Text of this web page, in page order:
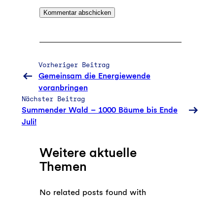
Vorheriger Beitrag
Gemeinsam die Energiewende
voranbringen
Nächster Beitrag
Summender Wald – 1000 Bäume bis Ende
Juli!
Weitere aktuelle
Themen
No related posts found with